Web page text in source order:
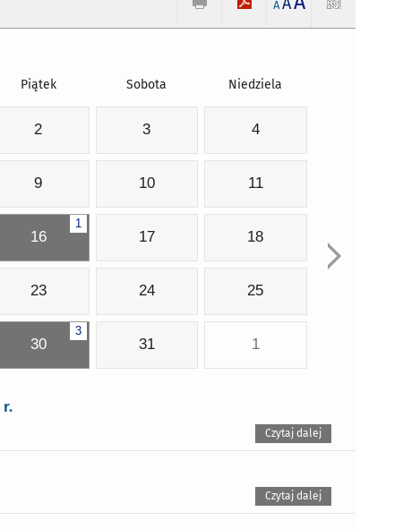
A
Piątek Sobota Niedziela
2 3 4
9 10 11
1
16 17 18
23 24 25
3
30 31 1
r.
Czytaj dalej
Czytaj dalej